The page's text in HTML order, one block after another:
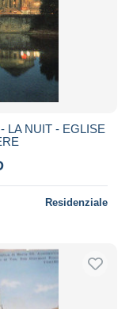
LA NUIT - EGLISE
Residenziale